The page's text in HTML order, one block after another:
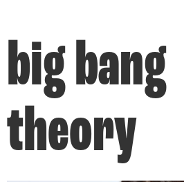
big bang
theory